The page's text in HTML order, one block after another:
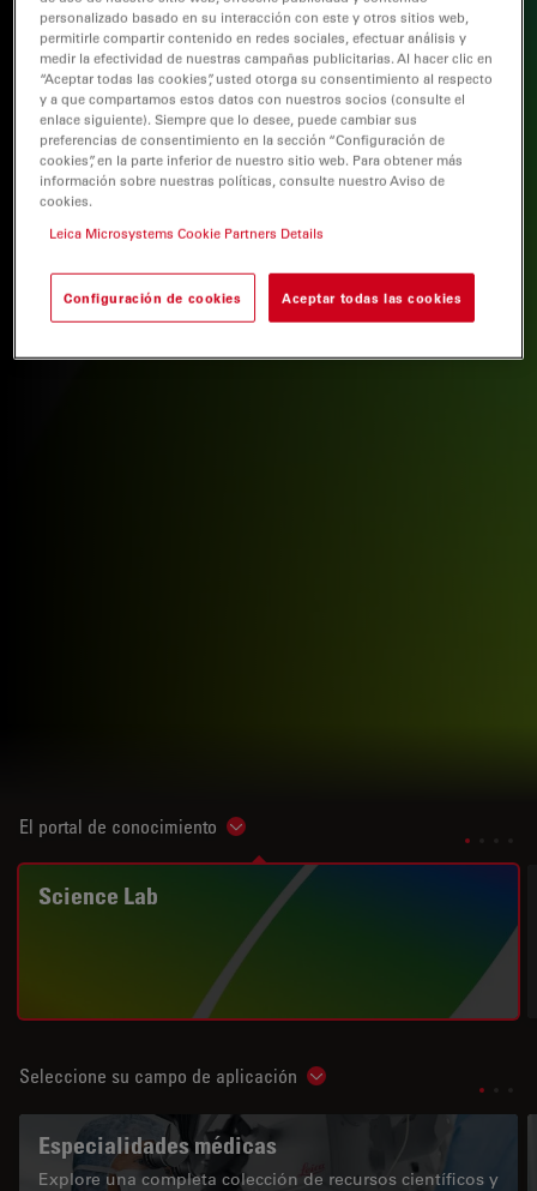
El portal de conocimiento Show subnavigation
Science Lab
Seleccione su campo de aplicación Show subnavigation
Especialidades médicas
Explore una completa colección de recursos científicos y
personalizado basado en su interacción con este y otros sitios web,
permitirle compartir contenido en redes sociales, efectuar análisis y
medir la efectividad de nuestras campañas publicitarias. Al hacer clic en
“Aceptar todas las cookies”, usted otorga su consentimiento al respecto
y a que compartamos estos datos con nuestros socios (consulte el
enlace siguiente). Siempre que lo desee, puede cambiar sus
preferencias de consentimiento en la sección “Configuración de
cookies”, en la parte inferior de nuestro sitio web. Para obtener más
información sobre nuestras políticas, consulte nuestro Aviso de
cookies.
Leica Microsystems Cookie Partners Details
Configuración de cookies Aceptar todas las cookies